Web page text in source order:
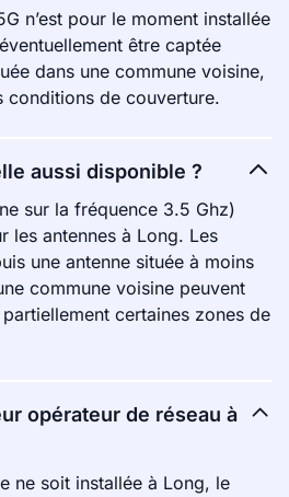
n’est pour le moment installée
être captée
dans une commune voisine,
conditions de couverture.
aussi disponible ?
sur la fréquence 3.5 Ghz)
les antennes à Long. Les
une antenne située à moins
commune voisine peuvent
certaines zones de
opérateur de réseau à
ne soit installée à Long, le